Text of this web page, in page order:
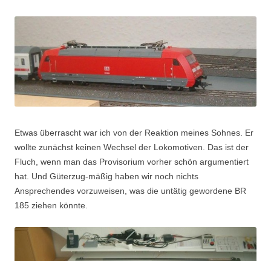
Etwas überrascht war ich von der Reaktion meines Sohnes. Er
wollte zunächst keinen Wechsel der Lokomotiven. Das ist der
Fluch, wenn man das Provisorium vorher schön argumentiert
hat. Und Güterzug-mäßig haben wir noch nichts
Ansprechendes vorzuweisen, was die untätig gewordene BR
185 ziehen könnte.